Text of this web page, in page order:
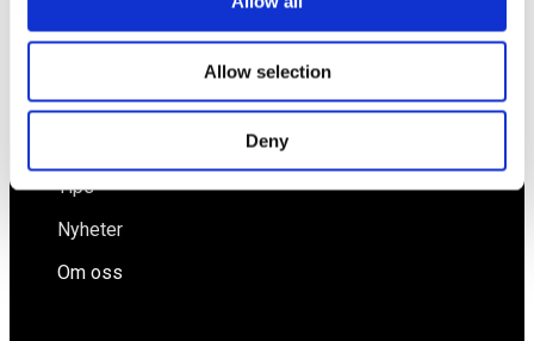
Allow selection
Deny
Försäkringar
Tips
Nyheter
Om oss